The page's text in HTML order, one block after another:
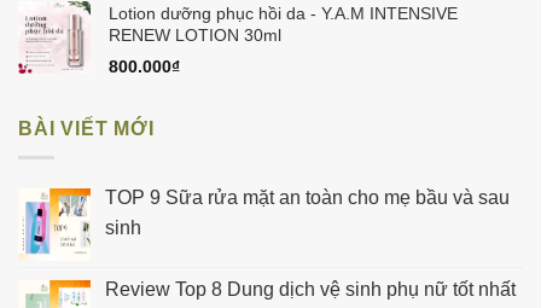
Lotion dưỡng phục hồi da - Y.A.M INTENSIVE
RENEW LOTION 30ml
800.000₫
BÀI VIẾT MỚI
TOP 9 Sữa rửa mặt an toàn cho mẹ bầu và sau
sinh
Review Top 8 Dung dịch vệ sinh phụ nữ tốt nhất